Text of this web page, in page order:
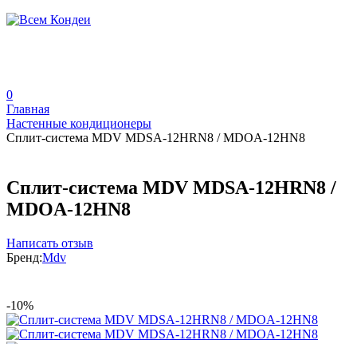
0
Главная
Настенные кондиционеры
Сплит-система MDV MDSA-12HRN8 / MDOA-12HN8
Сплит-система MDV MDSA-12HRN8 /
MDOA-12HN8
Написать отзыв
Бренд:Mdv
-10%